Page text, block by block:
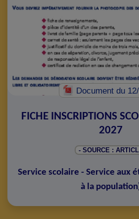
Document du
FICHE INSCRIPTIONS
2027
- SOURCE :
Service scolaire - Service aux
à la population